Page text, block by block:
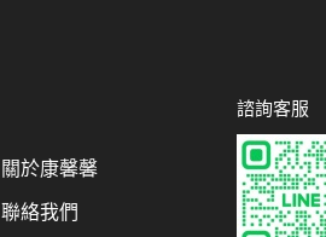
關於康馨馨
聯絡我們
諮詢客服